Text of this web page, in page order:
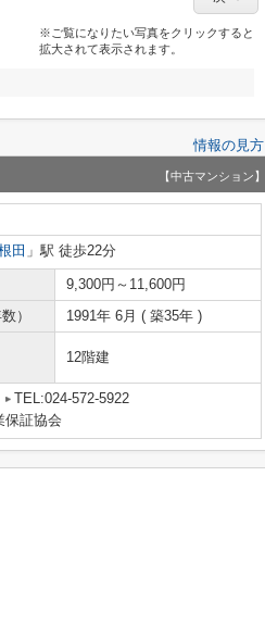
※ご覧になりたい写真をクリックすると
拡大されて表示されます。
情報の見方
【中古マンション】
田 」駅 徒歩22分
9,300円～11,600円
）
1991年 6月 ( 築35年 )
12階建
TEL:024-572-5922
保証協会